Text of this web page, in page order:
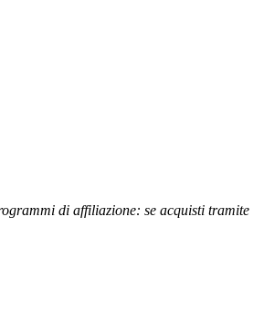
di affiliazione: se acquisti